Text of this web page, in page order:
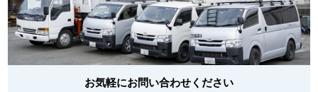
お気軽にお問い合わせください